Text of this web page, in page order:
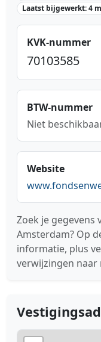
Laatst bijgewerkt: 4
KVK-nummer
70103585
BTW-nummer
Niet
Website
Zoek je gegevens
Amsterdam? Op
informatie, plus
verwijzingen naar